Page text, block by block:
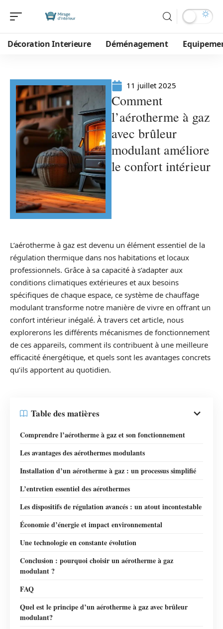
Décoration Interieure Déménagement
11 juillet 2025
Comment
l’aérotherme à gaz
avec brûleur
modulant améliore
le confort intérieur
L’aérotherme à gaz est devenu un élément essentiel de la
régulation thermique dans nos habitations et locaux
professionnels. Grâce à sa capacité à s’adapter aux
conditions climatiques extérieures et aux besoins
spécifiques de chaque espace, ce système de chauffage
modulant transforme notre manière de vivre en offrant un
confort intérieur inégalé. À travers cet article, nous
explorerons les différents mécanismes de fonctionnement
de ces appareils, comment ils contribuent à une meilleure
efficacité énergétique, et quels sont les avantages concrets
qu’ils apportent au quotidien.
Table des matières
Comprendre l’aérotherme à gaz et son fonctionnement
Les avantages des aérothermes modulants
Installation d’un aérotherme à gaz : un processus simplifié
L’entretien essentiel des aérothermes
Les dispositifs de régulation avancés : un atout incontestable
Économie d’énergie et impact environnemental
Une technologie en constante évolution
Conclusion : pourquoi choisir un aérotherme à gaz
modulant ?
FAQ
Quel est le principe d’un aérotherme à gaz avec brûleur
modulant?